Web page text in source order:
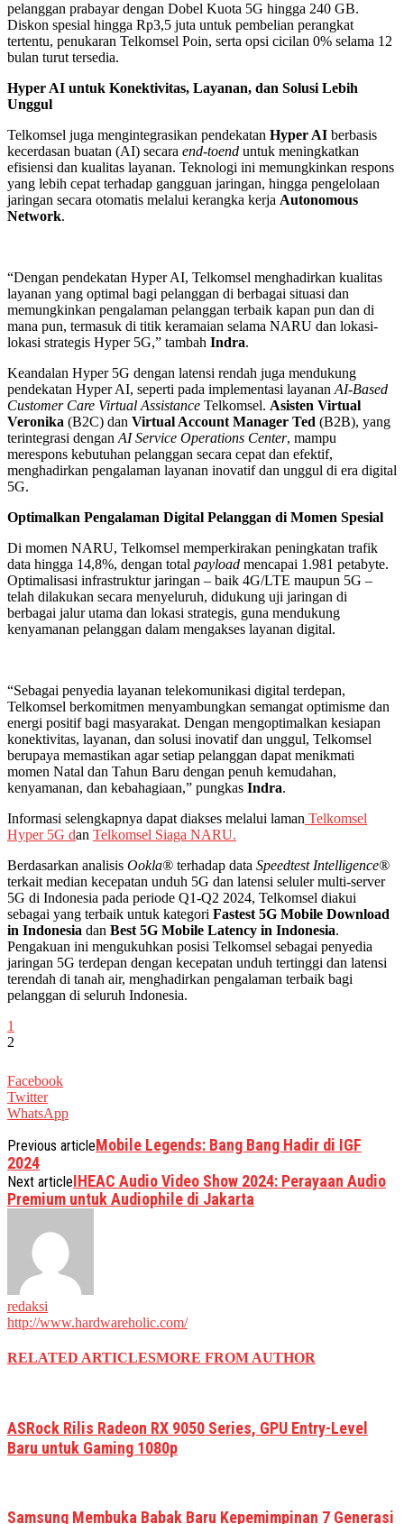
pelanggan prabayar dengan Dobel Kuota 5G hingga 240 GB.
Diskon spesial hingga Rp3,5 juta untuk pembelian perangkat
tertentu, penukaran Telkomsel Poin, serta opsi cicilan 0% selama 12
bulan turut tersedia.
Hyper AI untuk Konektivitas, Layanan, dan Solusi Lebih
Unggul
Telkomsel juga mengintegrasikan pendekatan Hyper AI berbasis
kecerdasan buatan (AI) secara end-toend untuk meningkatkan
efisiensi dan kualitas layanan. Teknologi ini memungkinkan respons
yang lebih cepat terhadap gangguan jaringan, hingga pengelolaan
jaringan secara otomatis melalui kerangka kerja Autonomous
Network.
“Dengan pendekatan Hyper AI, Telkomsel menghadirkan kualitas
layanan yang optimal bagi pelanggan di berbagai situasi dan
memungkinkan pengalaman pelanggan terbaik kapan pun dan di
mana pun, termasuk di titik keramaian selama NARU dan lokasi-
lokasi strategis Hyper 5G,” tambah Indra.
Keandalan Hyper 5G dengan latensi rendah juga mendukung
pendekatan Hyper AI, seperti pada implementasi layanan AI-Based
Customer Care Virtual Assistance Telkomsel. Asisten Virtual
Veronika (B2C) dan Virtual Account Manager Ted (B2B), yang
terintegrasi dengan AI Service Operations Center, mampu
merespons kebutuhan pelanggan secara cepat dan efektif,
menghadirkan pengalaman layanan inovatif dan unggul di era digital
5G.
Optimalkan Pengalaman Digital Pelanggan di Momen Spesial
Di momen NARU, Telkomsel memperkirakan peningkatan trafik
data hingga 14,8%, dengan total payload mencapai 1.981 petabyte.
Optimalisasi infrastruktur jaringan – baik 4G/LTE maupun 5G –
telah dilakukan secara menyeluruh, didukung uji jaringan di
berbagai jalur utama dan lokasi strategis, guna mendukung
kenyamanan pelanggan dalam mengakses layanan digital.
“Sebagai penyedia layanan telekomunikasi digital terdepan,
Telkomsel berkomitmen menyambungkan semangat optimisme dan
energi positif bagi masyarakat. Dengan mengoptimalkan kesiapan
konektivitas, layanan, dan solusi inovatif dan unggul, Telkomsel
berupaya memastikan agar setiap pelanggan dapat menikmati
momen Natal dan Tahun Baru dengan penuh kemudahan,
kenyamanan, dan kebahagiaan,” pungkas Indra.
Informasi selengkapnya dapat diakses melalui laman Telkomsel
Hyper 5G dan Telkomsel Siaga NARU.
Berdasarkan analisis Ookla® terhadap data Speedtest Intelligence®
terkait median kecepatan unduh 5G dan latensi seluler multi-server
5G di Indonesia pada periode Q1-Q2 2024, Telkomsel diakui
sebagai yang terbaik untuk kategori Fastest 5G Mobile Download
in Indonesia dan Best 5G Mobile Latency in Indonesia.
Pengakuan ini mengukuhkan posisi Telkomsel sebagai penyedia
jaringan 5G terdepan dengan kecepatan unduh tertinggi dan latensi
terendah di tanah air, menghadirkan pengalaman terbaik bagi
pelanggan di seluruh Indonesia.
1
2
Facebook
Twitter
WhatsApp
Previous articleMobile Legends: Bang Bang Hadir di IGF
2024
Next articleIHEAC Audio Video Show 2024: Perayaan Audio
Premium untuk Audiophile di Jakarta
redaksi
http://www.hardwareholic.com/
RELATED ARTICLESMORE FROM AUTHOR
ASRock Rilis Radeon RX 9050 Series, GPU Entry-Level
Baru untuk Gaming 1080p
Samsung Membuka Babak Baru Kepemimpinan 7 Generasi